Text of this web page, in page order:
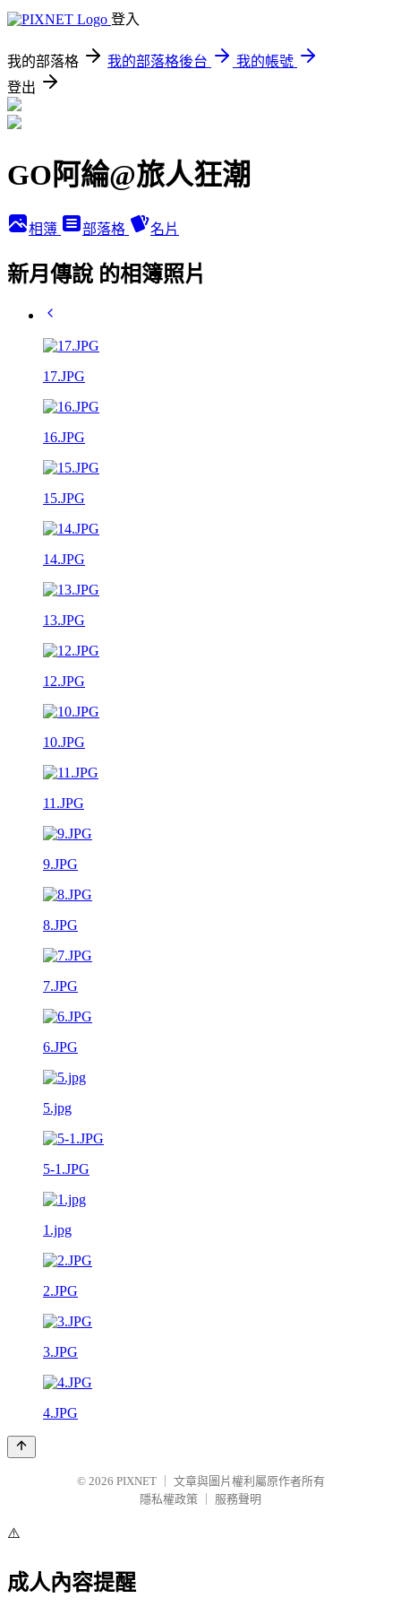
登入
我的部落格 我的部落格後台
我的帳號
登出
GO阿綸@旅人狂潮
相簿 部落格 名片
新月傳說 的相簿照片
17.JPG
16.JPG
15.JPG
14.JPG
13.JPG
12.JPG
10.JPG
11.JPG
9.JPG
8.JPG
7.JPG
6.JPG
5.jpg
5-1.JPG
1.jpg
2.JPG
3.JPG
4.JPG
© 2026 PIXNET
文章與圖片權利屬原作者所有
隱私權政策
服務聲明
⚠️
成人內容提醒